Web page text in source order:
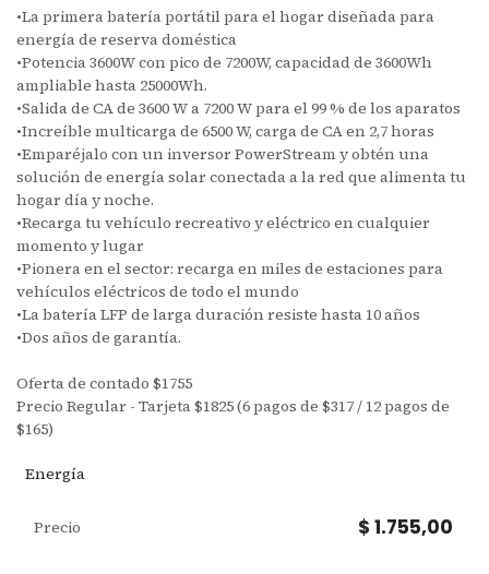
•La primera batería portátil para el hogar diseñada para
energía de reserva doméstica
•Potencia 3600W con pico de 7200W, capacidad de 3600Wh
ampliable hasta 25000Wh.
•Salida de CA de 3600 W a 7200 W para el 99 % de los aparatos
•Increíble multicarga de 6500 W, carga de CA en 2,7 horas
•Emparéjalo con un inversor PowerStream y obtén una
solución de energía solar conectada a la red que alimenta tu
hogar día y noche.
•Recarga tu vehículo recreativo y eléctrico en cualquier
momento y lugar
•Pionera en el sector: recarga en miles de estaciones para
vehículos eléctricos de todo el mundo
•La batería LFP de larga duración resiste hasta 10 años
•Dos años de garantía.
Oferta de contado $1755
Precio Regular - Tarjeta $1825 (6 pagos de $317 / 12 pagos de
$165)
Energía
Precio $ 1.755,00